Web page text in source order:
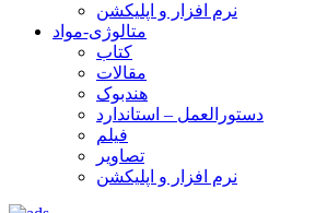
نرم افزار و اپلیکشن
متالوژی-مواد
کتاب
مقالات
هندبوک
دستورالعمل – استاندارد
فیلم
تصاویر
نرم افزار و اپلیکشن